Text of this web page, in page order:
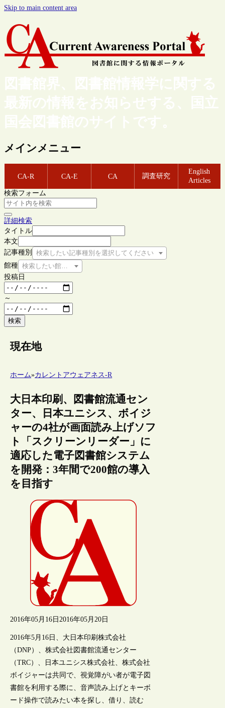
Skip to main content area
図書館界、図書館情報学に関する
最新の情報をお知らせする、国立
国会図書館のサイトです。
メインメニュー
CA-R CA-E CA 調査研究
English
Articles
検索フォーム
詳細検索
タイトル
本文
記事種別
検索したい記事種別を選択してください
館種 検索したい館種を選択してください
投稿日
～
検索
現在地
ホーム»カレントアウェアネス-R
大日本印刷、図書館流通セン
ター、日本ユニシス、ボイジ
ャーの4社が画面読み上げソフ
ト「スクリーンリーダー」に
適応した電子図書館システム
を開発：3年間で200館の導入
を目指す
2016年05月16日 2016年05月20日
2016年5月16日、大日本印刷株式会社
（DNP）、株式会社図書館流通センター
（TRC）、日本ユニシス株式会社、株式会社
ボイジャーは共同で、視覚障がい者が電子図
書館を利用する際に、音声読み上げとキーボ
ード操作で読みたい本を探し、借り、読む